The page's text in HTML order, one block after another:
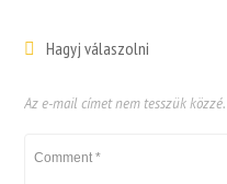
Hagyj válaszolni
Az e-mail címet nem tesszük közzé.